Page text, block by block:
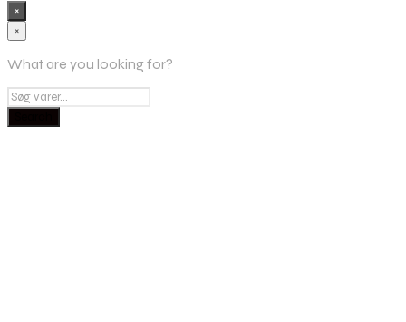
×
×
What are you looking for?